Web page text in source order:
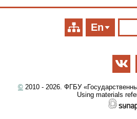
En
© 2010 - 2026. ФГБУ
Using materials